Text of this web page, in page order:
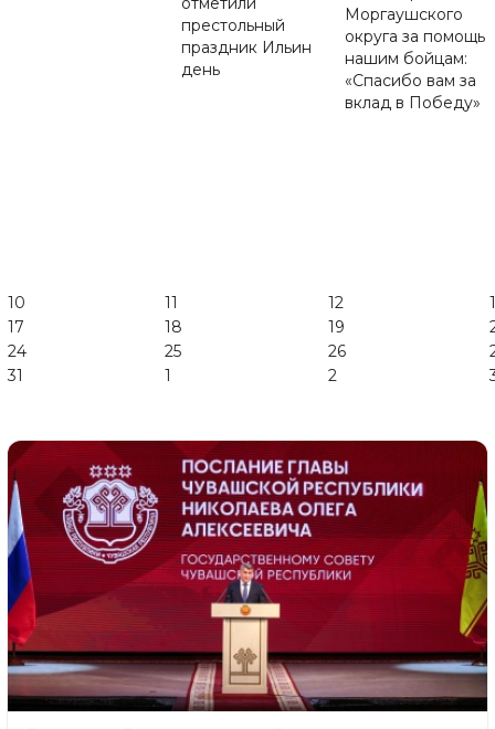
престольный
праздник Ильин
день
Моргаушского
округа за помощь
нашим бойцам:
«Спасибо вам за
вклад в Победу»
10 11 12
17
18 19
24
25 26
31
1 2